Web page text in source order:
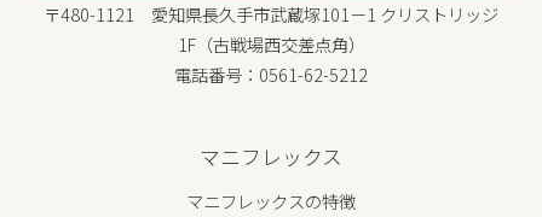
〒480-1121 愛知県長久手市武蔵塚101－1 クリストリッジ
1F（古戦場西交差点角）
電話番号：0561-62-5212
マニフレックス
マニフレックスの特徴